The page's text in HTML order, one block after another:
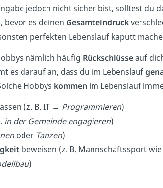
jedoch nicht sicher bist, solltest du
, bevor es deinen Gesamteindruck
perfekten Lebenslauf kaputt
nämlich häufig Rückschlüsseauf
es darauf an, dass du im Lebenslauf
Hobbys kommen im Lebenslauf
(z. B. IT → Programmieren)
in der Gemeinde engagieren)
oder Tanzen)
beweisen (z. B. Mannschaftssport wie
)